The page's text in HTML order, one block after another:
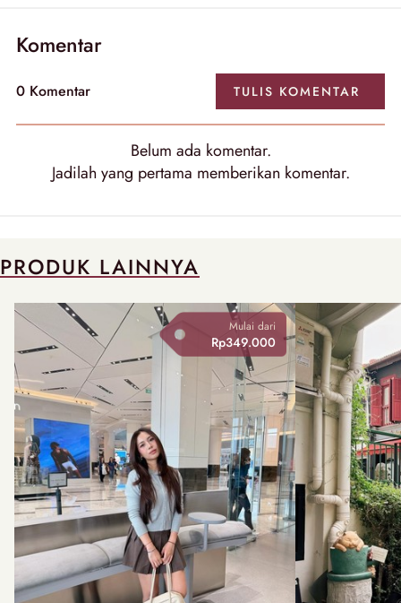
Komentar
0 Komentar TULIS KOMENTAR
Belum ada komentar.
Jadilah yang pertama memberikan komentar.
PRODUK LAINNYA
Mulai dari
Rp349.000